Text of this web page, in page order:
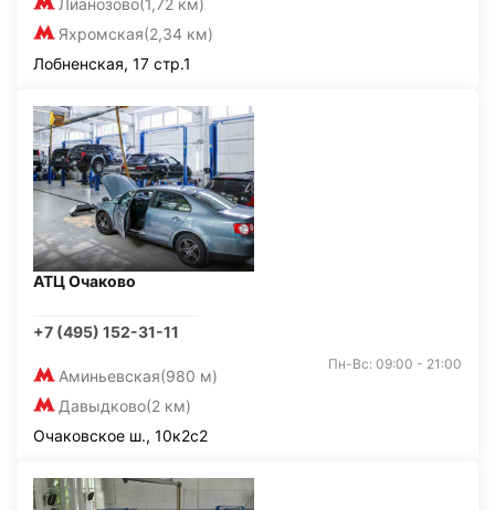
Лианозово(1,72 км)
Яхромская(2,34 км)
Лобненская, 17 стр.1
АТЦ Очаково
+7 (495) 152-31-11
Аминьевская(980 м)
Давыдково(2 км)
Пн-Вс: 09:00 - 21:00
Очаковское ш., 10к2с2